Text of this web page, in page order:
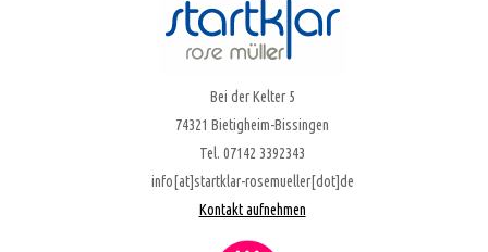
Bei der Kelter 5
74321 Bietigheim-Bissingen
Tel. 07142 3392343
info[at]startklar-rosemueller[dot]de
Kontakt aufnehmen